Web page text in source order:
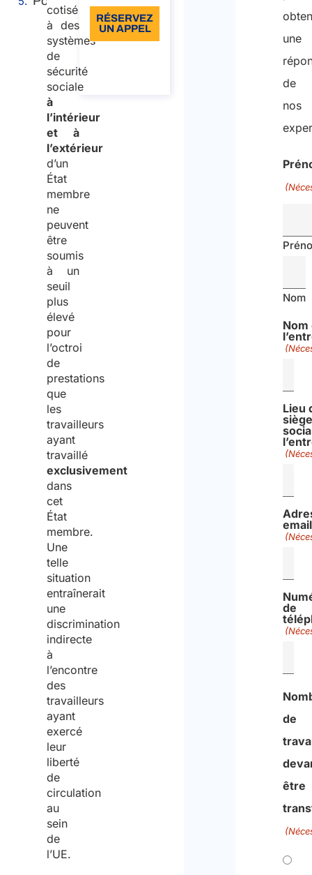
cotisé
à des
systèmes
de
sécurité
sociale
à
l’intérieur
et à
l’extérieur
d’un
État
membre
ne
peuvent
être
soumis
à un
seuil
plus
élevé
pour
l’octroi
de
prestations
que
les
travailleurs
ayant
travaillé
exclusivement
dans
cet
État
membre.
Une
telle
situation
entraînerait
une
discrimination
indirecte
à
l’encontre
des
travailleurs
ayant
exercé
leur
liberté
de
circulation
au
sein
de
l’UE.
RÉSERVEZ
UN APPEL
une
de
nos
Nom
Nom
Lieu
siège
de
de
être